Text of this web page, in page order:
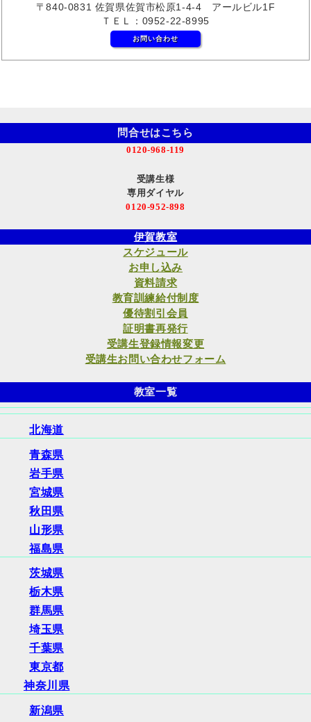
〒840-0831 佐賀県佐賀市松原1-4-4 アールビル1F
ＴＥＬ：0952-22-8995
お問い合わせ
問合せはこちら
0120-968-119
受講生様
専用ダイヤル
0120-952-898
伊賀教室
スケジュール
お申し込み
資料請求
教育訓練給付制度
優待割引会員
証明書再発行
受講生登録情報変更
受講生お問い合わせフォーム
教室一覧
北海道
青森県
岩手県
宮城県
秋田県
山形県
福島県
茨城県
栃木県
群馬県
埼玉県
千葉県
東京都
神奈川県
新潟県